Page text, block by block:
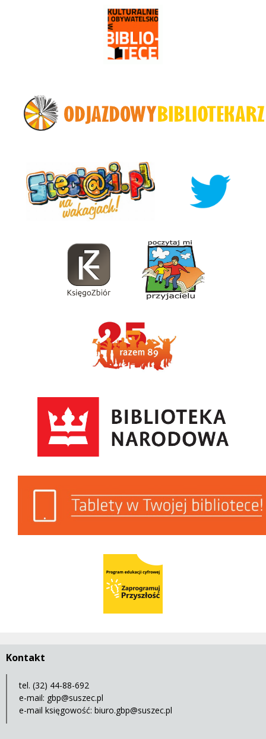
Kulturalnie i Obywatelsko w Bibliotece
KsięgoZbiór Poczytaj Mi Przyjacieu
Razem89
Program Edukacji Cyfrowej
Kontakt
tel. (32) 44-88-692
e-mail: gbp@suszec.pl
e-mail księgowość: biuro.gbp@suszec.pl